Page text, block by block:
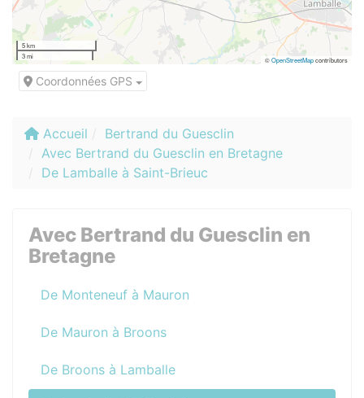
5 km
3 mi
©OpenStreetMapcontributors
Coordonnées GPS
Accueil
Bertrand du Guesclin
Avec Bertrand du Guesclin en Bretagne
De Lamballe à Saint-Brieuc
Avec Bertrand du Guesclin en
Bretagne
De Monteneuf à Mauron
De Mauron à Broons
De Broons à Lamballe